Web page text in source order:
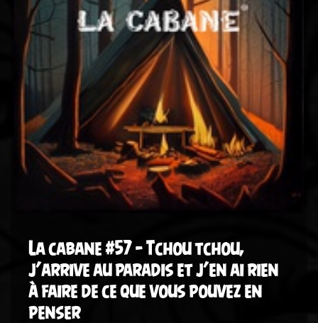
La cabane #57 – Tchou tchou,
j’arrive au paradis et j’en ai rien
à faire de ce que vous pouvez en
penser